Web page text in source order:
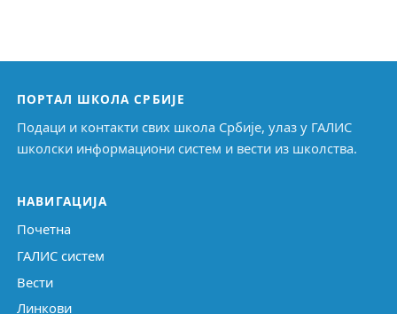
ПОРТАЛ ШКОЛА СРБИЈЕ
Подаци и контакти свих школа Србије, улаз у ГАЛИС
школски информациони систем и вести из школства.
НАВИГАЦИЈА
Почетна
ГАЛИС систем
Вести
Линкови